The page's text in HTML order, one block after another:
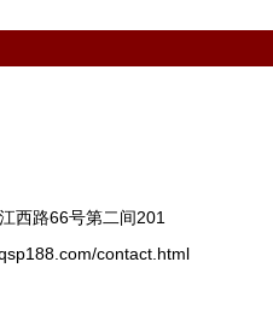
西路66号第二间201
contact.html